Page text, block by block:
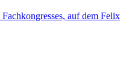
auf dem Felix